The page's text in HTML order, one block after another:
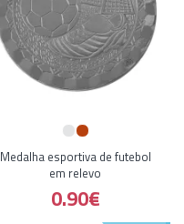
Medalha esportiva de futebol
em relevo
0.90€